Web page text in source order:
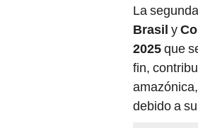
La
Brasil y
2025que
fin,
debido a